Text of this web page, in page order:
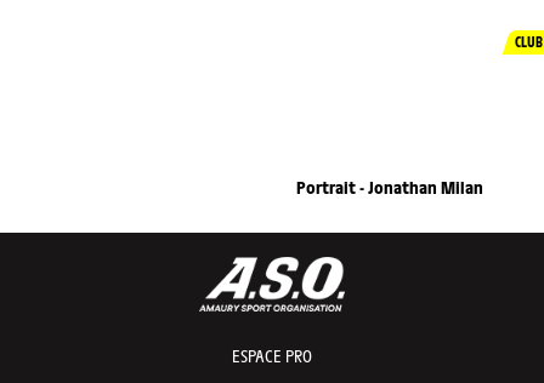
CLUB
Portrait - Jonathan Milan
ESPACE PRO